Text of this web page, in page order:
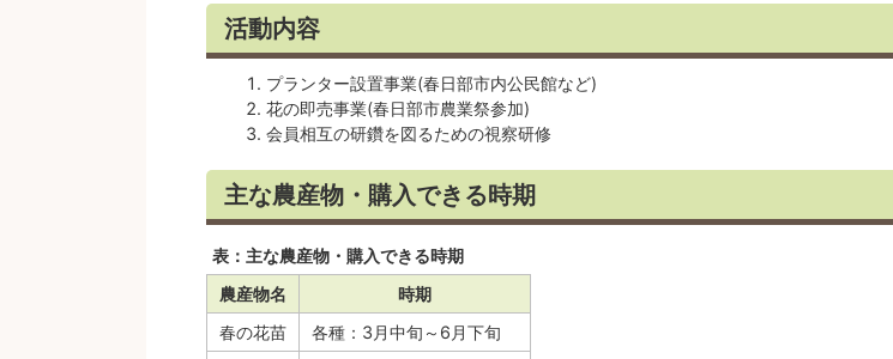
活動内容
プランター設置事業(春日部市内公民館など)
花の即売事業(春日部市農業祭参加)
会員相互の研鑽を図るための視察研修
主な農産物・購入できる時期
表：主な農産物・購入できる時期
農産物名
時期
春の花苗
各種：3月中旬～6月下旬